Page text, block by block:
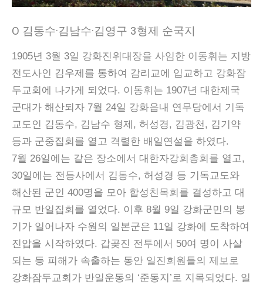
Ο 김동수·김남수·김영구 3형제 순국지
1905년 3월 3일 강화진위대장을 사임한 이동휘는 지방
전도사인 김우제를 통하여 감리교에 입교하고 강화잠
두교회에 나가게 되었다. 이동휘는 1907년 대한제국
군대가 해산되자 7월 24일 강화읍내 연무당에서 기독
교도인 김동수, 김남수 형제, 허성경, 김광천, 김기약
등과 군중집회를 열고 격렬한 배일연설을 하였다.
7월 26일에는 같은 장소에서 대한자강회총회를 열고,
30일에는 전등사에서 김동수, 허성경 등 기독교도와
해산된 군인 400명을 모아 합성친목회를 결성하고 대
규모 반일집회를 열었다. 이후 8월 9일 강화군민의 봉
기가 일어나자 수원의 일본군은 11일 강화에 도착하여
진압을 시작하였다. 갑곶진 전투에서 50여 명이 사살
되는 등 피해가 속출하는 동안 일진회원들의 제보로
강화잠두교회가 반일운동의 ‘준동지’로 지목되었다. 일